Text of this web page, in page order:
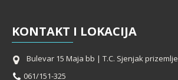
KONTAKT I LOKACIJA
Bulevar 15 Maja bb | T.C. Sjenjak prizemlje
061/151-325